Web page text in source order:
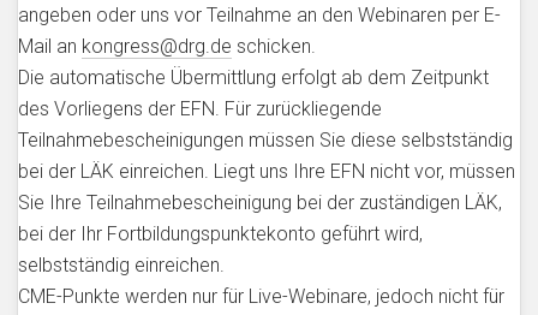
angeben oder uns vor Teilnahme an den Webinaren per E-
Mail an kongress@drg.de schicken.
Die automatische Übermittlung erfolgt ab dem Zeitpunkt
des Vorliegens der EFN. Für zurückliegende
Teilnahmebescheinigungen müssen Sie diese selbstständig
bei der LÄK einreichen. Liegt uns Ihre EFN nicht vor, müssen
Sie Ihre Teilnahmebescheinigung bei der zuständigen LÄK,
bei der Ihr Fortbildungspunktekonto geführt wird,
selbstständig einreichen.
CME-Punkte werden nur für Live-Webinare, jedoch nicht für